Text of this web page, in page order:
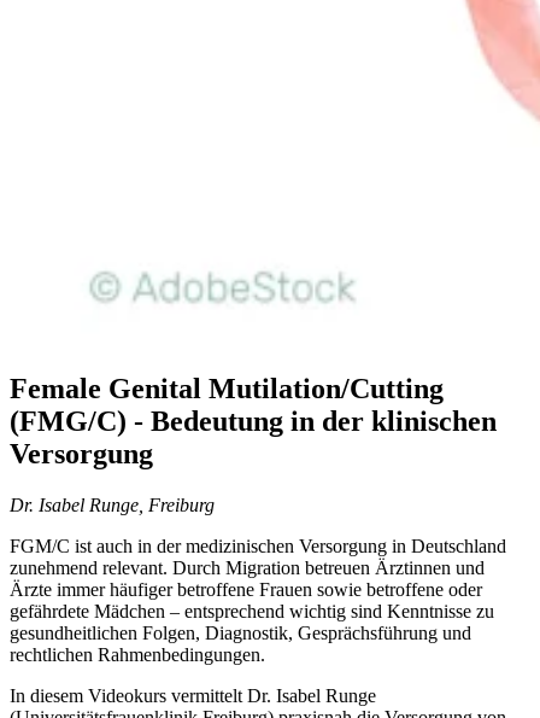
Female Genital Mutilation/Cutting
(FMG/C) - Bedeutung in der klinischen
Versorgung
Dr. Isabel Runge, Freiburg
FGM/C ist auch in der medizinischen Versorgung in Deutschland
zunehmend relevant. Durch Migration betreuen Ärztinnen und
Ärzte immer häufiger betroffene Frauen sowie betroffene oder
gefährdete Mädchen – entsprechend wichtig sind Kenntnisse zu
gesundheitlichen Folgen, Diagnostik, Gesprächsführung und
rechtlichen Rahmenbedingungen.
In diesem Videokurs vermittelt Dr. Isabel Runge